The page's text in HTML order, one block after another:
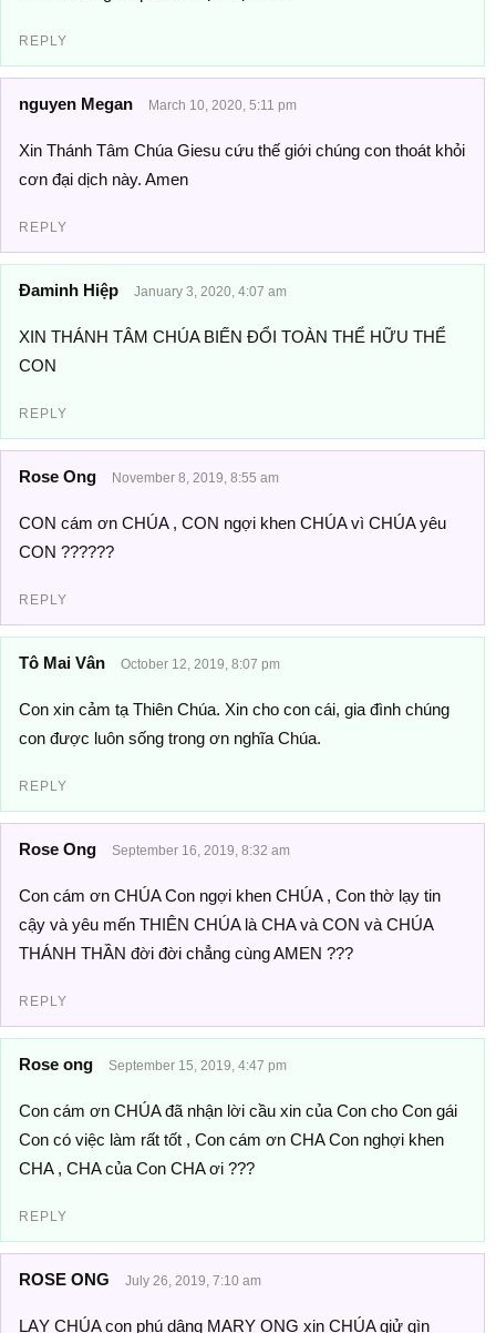
REPLY
nguyen Megan March 10, 2020, 5:11 pm
Xin Thánh Tâm Chúa Giesu cứu thế giới chúng con thoát khỏi
cơn đại dịch này. Amen
REPLY
Đaminh Hiệp January 3, 2020, 4:07 am
XIN THÁNH TÂM CHÚA BIẾN ĐỔI TOÀN THỂ HỮU THỂ
CON
REPLY
Rose Ong November 8, 2019, 8:55 am
CON cám ơn CHÚA , CON ngợi khen CHÚA vì CHÚA yêu
CON ??????
REPLY
Tô Mai Vân October 12, 2019, 8:07 pm
Con xin cảm tạ Thiên Chúa. Xin cho con cái, gia đình chúng
con được luôn sống trong ơn nghĩa Chúa.
REPLY
Rose Ong September 16, 2019, 8:32 am
Con cám ơn CHÚA Con ngợi khen CHÚA , Con thờ lạy tin
cậy và yêu mến THIÊN CHÚA là CHA và CON và CHÚA
THÁNH THẦN đời đời chẳng cùng AMEN ???
REPLY
Rose ong September 15, 2019, 4:47 pm
Con cám ơn CHÚA đã nhận lời cầu xin của Con cho Con gái
Con có việc làm rất tốt , Con cám ơn CHA Con nghợi khen
CHA , CHA của Con CHA ơi ???
REPLY
ROSE ONG July 26, 2019, 7:10 am
LẠY CHÚA con phú dâng MARY ONG xin CHÚA giử gìn